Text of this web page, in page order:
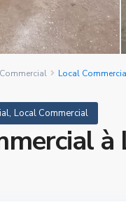
Local
, Local Commercial